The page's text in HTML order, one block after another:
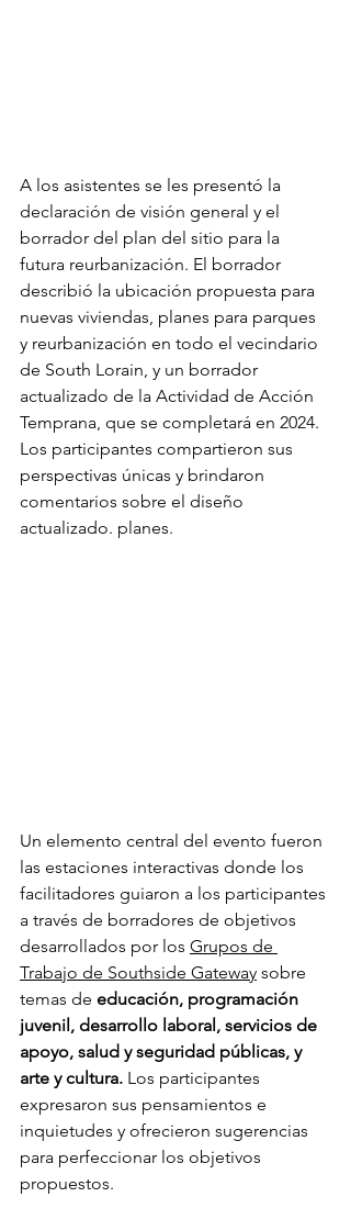
A los asistentes se les presentó la
declaración de visión general y el
borrador del plan del sitio para la
futura reurbanización. El borrador
describió la ubicación propuesta para
nuevas viviendas, planes para parques
y reurbanización en todo el vecindario
de South Lorain, y un borrador
actualizado de la Actividad de Acción
Temprana, que se completará en 2024.
Los participantes compartieron sus
perspectivas únicas y brindaron
comentarios sobre el diseño
actualizado. planes.
Un elemento central del evento fueron
las estaciones interactivas donde los
facilitadores guiaron a los participantes
a través de borradores de objetivos
desarrollados por los Grupos de
Trabajo de Southside Gateway sobre
temas de educación, programación
juvenil, desarrollo laboral, servicios de
apoyo, salud y seguridad públicas, y
arte y cultura. Los participantes
expresaron sus pensamientos e
inquietudes y ofrecieron sugerencias
para perfeccionar los objetivos
propuestos.